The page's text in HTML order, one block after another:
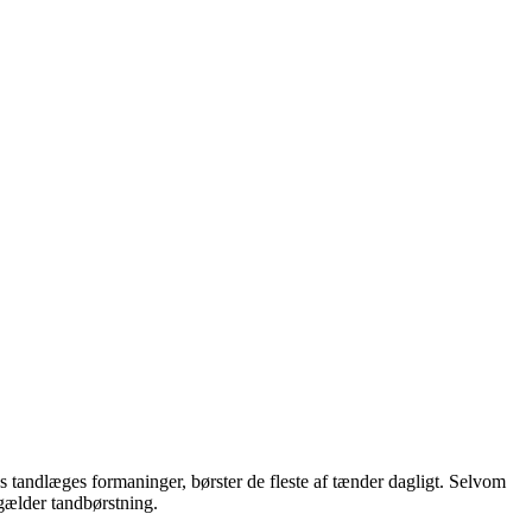
formaninger, børster de fleste af tænder dagligt. Selvom
tandbørstning.